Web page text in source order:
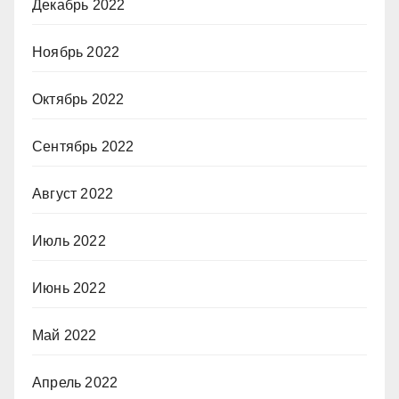
Декабрь 2022
Ноябрь 2022
Октябрь 2022
Сентябрь 2022
Август 2022
Июль 2022
Июнь 2022
Май 2022
Апрель 2022